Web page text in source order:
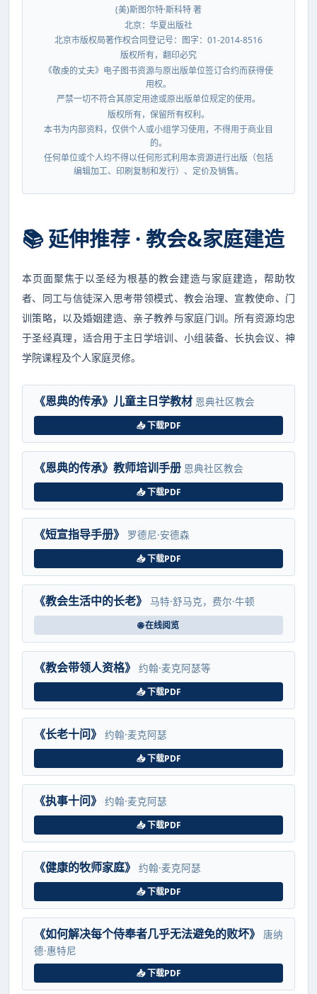
(美)斯图尔特·斯科特 著
北京：华夏出版社
北京市版权局著作权合同登记号：图字：01-2014-8516
版权所有，翻印必究
《敬虔的丈夫》电子图书资源与原出版单位签订合约而获得使
用权。
严禁一切不符合其原定用途或原出版单位规定的使用。
版权所有，保留所有权利。
本书为内部资料，仅供个人或小组学习使用，不得用于商业目
的。
任何单位或个人均不得以任何形式利用本资源进行出版（包括
编辑加工、印刷复制和发行）、定价及销售。
📚 延伸推荐 · 教会&家庭建造
本页面聚焦于以圣经为根基的教会建造与家庭建造，帮助牧
者、同工与信徒深入思考带领模式、教会治理、宣教使命、门
训策略，以及婚姻建造、亲子教养与家庭门训。所有资源均忠
于圣经真理，适合用于主日学培训、小组装备、长执会议、神
学院课程及个人家庭灵修。
《恩典的传承》儿童主日学教材 恩典社区教会
📥 下载PDF
《恩典的传承》教师培训手册 恩典社区教会
📥 下载PDF
《短宣指导手册》 罗德尼·安德森
📥 下载PDF
《教会生活中的长老》 马特·舒马克，费尔·牛顿
🌐 在线阅览
《教会带领人资格》 约翰·麦克阿瑟等
📥 下载PDF
《长老十问》 约翰·麦克阿瑟
📥 下载PDF
《执事十问》 约翰·麦克阿瑟
📥 下载PDF
《健康的牧师家庭》 约翰·麦克阿瑟
📥 下载PDF
《如何解决每个侍奉者几乎无法避免的败坏》
唐纳
德·惠特尼
📥 下载PDF